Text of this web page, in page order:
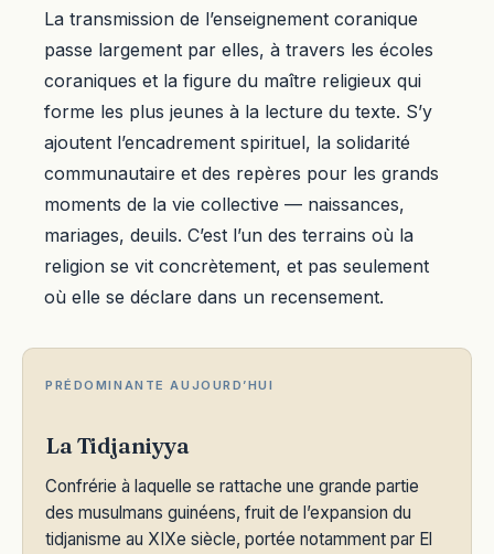
La transmission de l’enseignement coranique
passe largement par elles, à travers les écoles
coraniques et la figure du maître religieux qui
forme les plus jeunes à la lecture du texte. S’y
ajoutent l’encadrement spirituel, la solidarité
communautaire et des repères pour les grands
moments de la vie collective — naissances,
mariages, deuils. C’est l’un des terrains où la
religion se vit concrètement, et pas seulement
où elle se déclare dans un recensement.
PRÉDOMINANTE AUJOURD’HUI
La Tidjaniyya
Confrérie à laquelle se rattache une grande partie
des musulmans guinéens, fruit de l’expansion du
tidjanisme au XIXe siècle, portée notamment par El